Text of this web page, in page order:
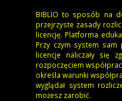
BIBLIO to sposób na
przejrzyste zasady
licencję. Platforma
Przy czym system
licencje naliczały się
rozpoczęciem
określa warunki
wyglądał system
możesz zarobić.